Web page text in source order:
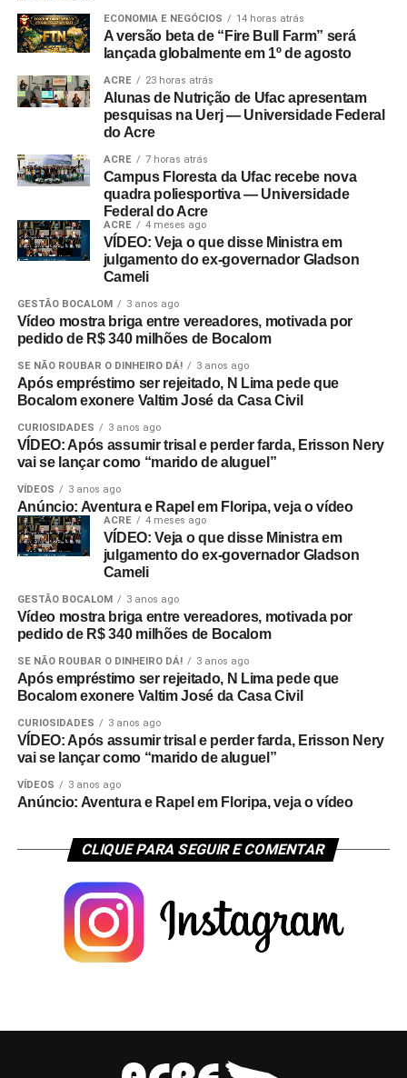
ECONOMIA E NEGÓCIOS 14 horas atrás
A versão beta de “Fire Bull Farm” será
lançada globalmente em 1º de agosto
ACRE 23 horas atrás
Alunas de Nutrição de Ufac apresentam
pesquisas na Uerj — Universidade Federal
do Acre
ACRE 7 horas atrás
Campus Floresta da Ufac recebe nova
quadra poliesportiva — Universidade
Federal do Acre
ACRE 4 meses ago
VÍDEO: Veja o que disse Ministra em
julgamento do ex-governador Gladson
Cameli
GESTÃO BOCALOM 3 anos ago
Vídeo mostra briga entre vereadores, motivada por
pedido de R$ 340 milhões de Bocalom
SE NÃO ROUBAR O DINHEIRO DÁ! 3 anos ago
Após empréstimo ser rejeitado, N Lima pede que
Bocalom exonere Valtim José da Casa Civil
CURIOSIDADES 3 anos ago
VÍDEO: Após assumir trisal e perder farda, Erisson Nery
vai se lançar como “marido de aluguel”
VÍDEOS 3 anos ago
Anúncio: Aventura e Rapel em Floripa, veja o vídeo
ACRE 4 meses ago
VÍDEO: Veja o que disse Ministra em
julgamento do ex-governador Gladson
Cameli
GESTÃO BOCALOM 3 anos ago
Vídeo mostra briga entre vereadores, motivada por
pedido de R$ 340 milhões de Bocalom
SE NÃO ROUBAR O DINHEIRO DÁ! 3 anos ago
Após empréstimo ser rejeitado, N Lima pede que
Bocalom exonere Valtim José da Casa Civil
CURIOSIDADES 3 anos ago
VÍDEO: Após assumir trisal e perder farda, Erisson Nery
vai se lançar como “marido de aluguel”
VÍDEOS 3 anos ago
Anúncio: Aventura e Rapel em Floripa, veja o vídeo
CLIQUE PARA SEGUIR E COMENTAR